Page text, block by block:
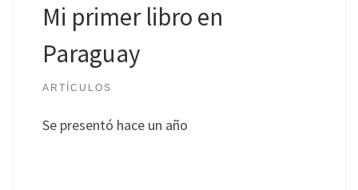
Mi primer libro en
Paraguay
ARTÍCULOS
Se presentó hace un año